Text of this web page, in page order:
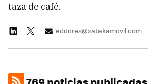
taza de café.
editores@xatakamovil.com